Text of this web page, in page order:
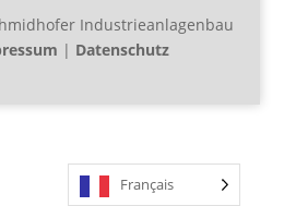
Industrieanlagenbau
| Datenschutz
Français